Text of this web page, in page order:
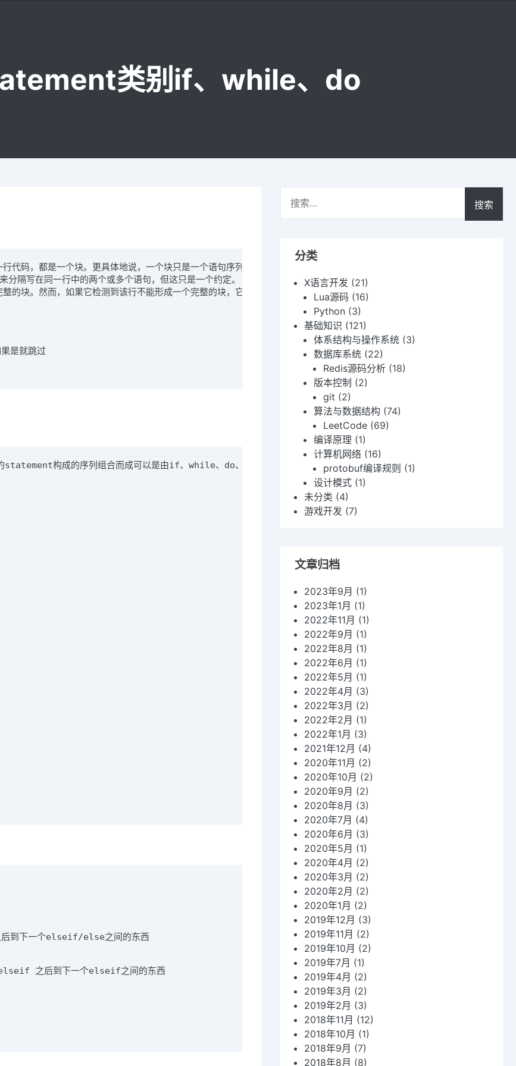
类别if、while、do
码，都是一个块。更具体地说，一个块只是一个语句序列。
隔写在同一行中的两个或多个语句，但这只是一个约定。
的块。然而，如果它检测到该行不能形成一个完整的块，它会等待更多的输入，直到它有一个完整的块。当 Lua 等待一
是就跳过
statement构成的序列组合而成可以是由if、while、do、for、repeat、func、local、return、break、expr等类别
下一个elseif/else之间的东西
之后到下一个elseif之间的东西
索：
分类
X语言开发 (21)
Lua源码 (16)
Python (3)
基础知识 (121)
体系结构与操作系统 (3)
数据库系统 (22)
Redis源码分析 (18)
版本控制 (2)
git (2)
算法与数据结构 (74)
LeetCode (69)
编译原理 (1)
计算机网络 (16)
protobuf编译规则 (1)
设计模式 (1)
未分类 (4)
游戏开发 (7)
文章归档
2023年9月 (1)
2023年1月 (1)
2022年11月 (1)
2022年9月 (1)
2022年8月 (1)
2022年6月 (1)
2022年5月 (1)
2022年4月 (3)
2022年3月 (2)
2022年2月 (1)
2022年1月 (3)
2021年12月 (4)
2020年11月 (2)
2020年10月 (2)
2020年9月 (2)
2020年8月 (3)
2020年7月 (4)
2020年6月 (3)
2020年5月 (1)
2020年4月 (2)
2020年3月 (2)
2020年2月 (2)
2020年1月 (2)
2019年12月 (3)
2019年11月 (2)
2019年10月 (2)
2019年7月 (1)
2019年4月 (2)
2019年3月 (2)
2019年2月 (3)
2018年11月 (12)
2018年10月 (1)
2018年9月 (7)
2018年8月 (8)